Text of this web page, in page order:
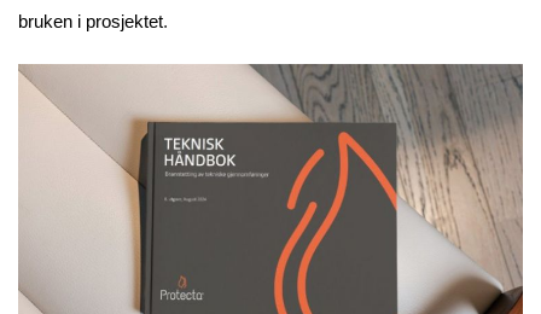
bruken i prosjektet.